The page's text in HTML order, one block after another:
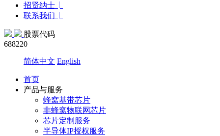
招贤纳士
联系我们
股票代码
688220
简体中文 English
首页
产品与服务
蜂窝基带芯片
非蜂窝物联网芯片
芯片定制服务
半导体IP授权服务